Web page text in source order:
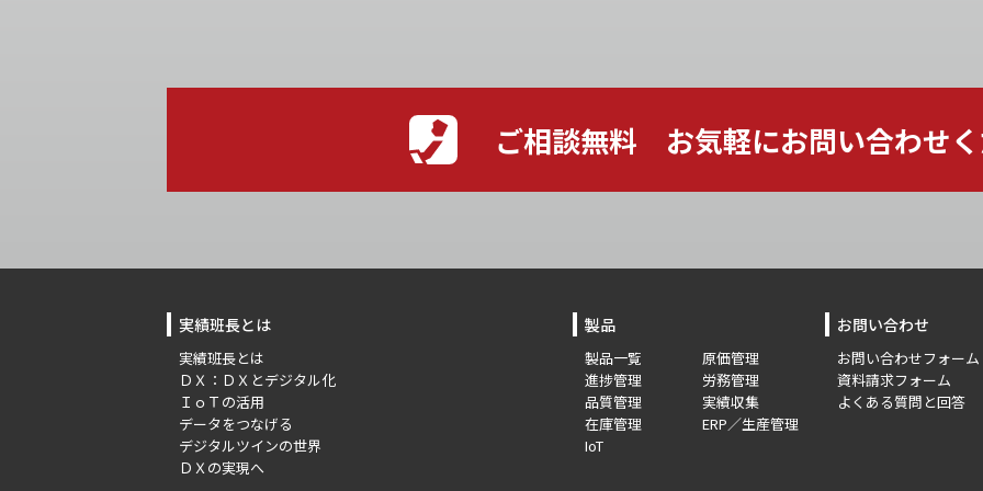
ご相談無料 お気軽にお問い合わせ
実績班長とは
実績班長とは
ＤＸ：ＤＸとデジタル化
ＩｏＴの活用
データをつなげる
デジタルツインの世界
ＤＸの実現へ
製品
製品一覧
進捗管理
品質管理
在庫管理
IoT
原価管理
労務管理
実績収集
ERP／生産管理
お問い合わせ
お問い合わせフォーム
資料請求フォーム
よくある質問と回答